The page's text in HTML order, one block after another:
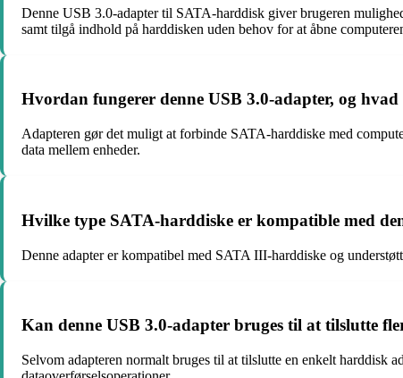
Denne USB 3.0-adapter til SATA-harddisk giver brugeren
samt tilgå indhold på harddisken uden behov for at åbne
Hvordan fungerer denne USB 3.0-adapter, og
Adapteren gør det muligt at forbinde SATA-harddiske med
data mellem enheder.
Hvilke type SATA-harddiske er kompatible med
Denne adapter er kompatibel med SATA III-harddiske og
Kan denne USB 3.0-adapter bruges til at tilslutte
Selvom adapteren normalt bruges til at tilslutte en enkelt